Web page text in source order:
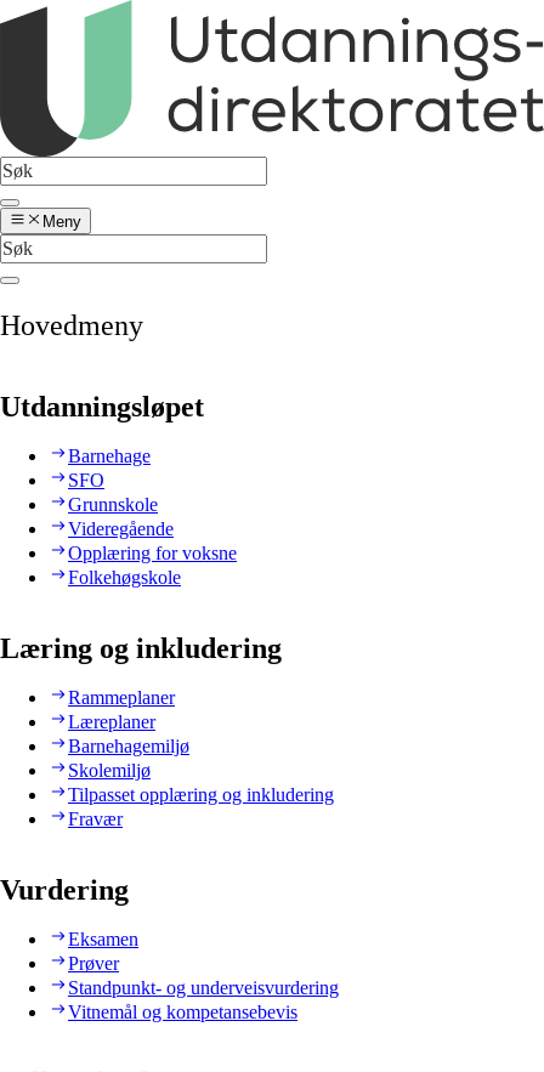
Meny
Hovedmeny
Utdanningsløpet
Barnehage
SFO
Grunnskole
Videregående
Opplæring for voksne
Folkehøgskole
Læring og inkludering
Rammeplaner
Læreplaner
Barnehagemiljø
Skolemiljø
Tilpasset opplæring og inkludering
Fravær
Vurdering
Eksamen
Prøver
Standpunkt- og underveisvurdering
Vitnemål og kompetansebevis